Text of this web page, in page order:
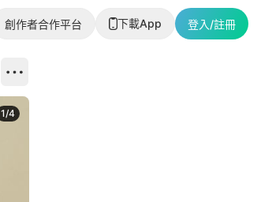
創作者合作平台 下載App 登入/註冊
1/4